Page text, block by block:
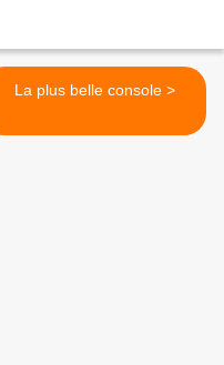
La plus belle console >